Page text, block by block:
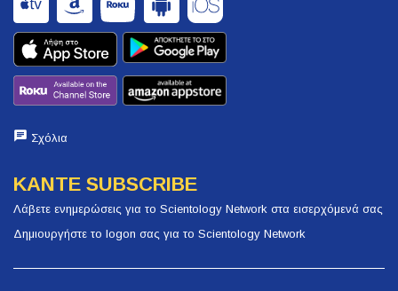
Σχόλια
ΚΑΝΤΕ SUBSCRIBE
Λάβετε ενημερώσεις για το Scientology Network στα εισερχόμενά σας
Δημιουργήστε το logon σας για το Scientology Network